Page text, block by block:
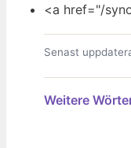
<a href="/
Senast
Weitere